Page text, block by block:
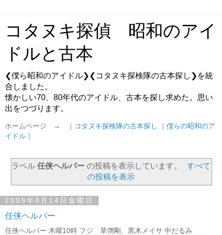
コタヌキ探偵 昭和のアイ
ドルと古本
❮僕ら昭和のアイドル❯❮コタヌキ探検隊の古本探し❯を統
合しました。
懐かしい70、80年代のアイドル、古本を探し求めた。思い
出をつづります。
ホームページ → ｜ コタヌキ探検隊の古本探し ｜ 僕らの昭和のア
イドル ｜
ラベル 任侠ヘルパーの投稿を表示しています。
すべて
の投稿を表示
2009年8月14日金曜日
任侠ヘルパー
任侠ヘルパー 木曜10時 フジ 草彅剛、黒木メイサ 中だるみ